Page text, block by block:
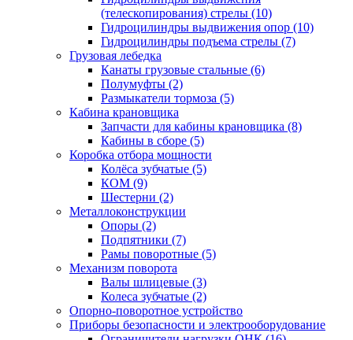
(телескопирования) стрелы (10)
Гидроцилиндры выдвижения опор (10)
Гидроцилиндры подъема стрелы (7)
Грузовая лебедка
Канаты грузовые стальные (6)
Полумуфты (2)
Размыкатели тормоза (5)
Кабина крановщика
Запчасти для кабины крановщика (8)
Кабины в сборе (5)
Коробка отбора мощности
Колёса зубчатые (5)
КОМ (9)
Шестерни (2)
Металлоконструкции
Опоры (2)
Подпятники (7)
Рамы поворотные (5)
Механизм поворота
Валы шлицевые (3)
Колеса зубчатые (2)
Опорно-поворотное устройство
Приборы безопасности и электрооборудование